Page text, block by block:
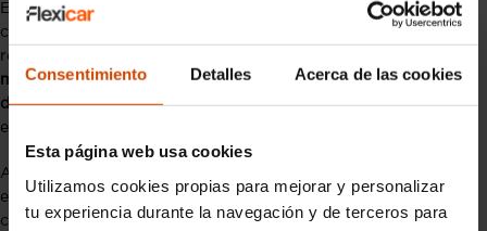
Consentimiento Detalles Acerca de las cookies
Esta página web usa cookies
Utilizamos cookies propias para mejorar y personalizar
tu experiencia durante la navegación y de terceros para
El cambio de neumáticos según la temporada no es un
capricho sino una necesidad que mejora la seguridad y
rendimiento del vehículo, recomendado por regla general,
montar neumáticos de invierno cuando la temperatura
desciende constantemente por debajo de los 7°C, momento en
el que los neumáticos de verano pierden eficacia.
A la inversa, cuando las temperaturas comienzan a superar
esta marca de forma constante, es el momento ideal para
cambiar a neumáticos de verano.